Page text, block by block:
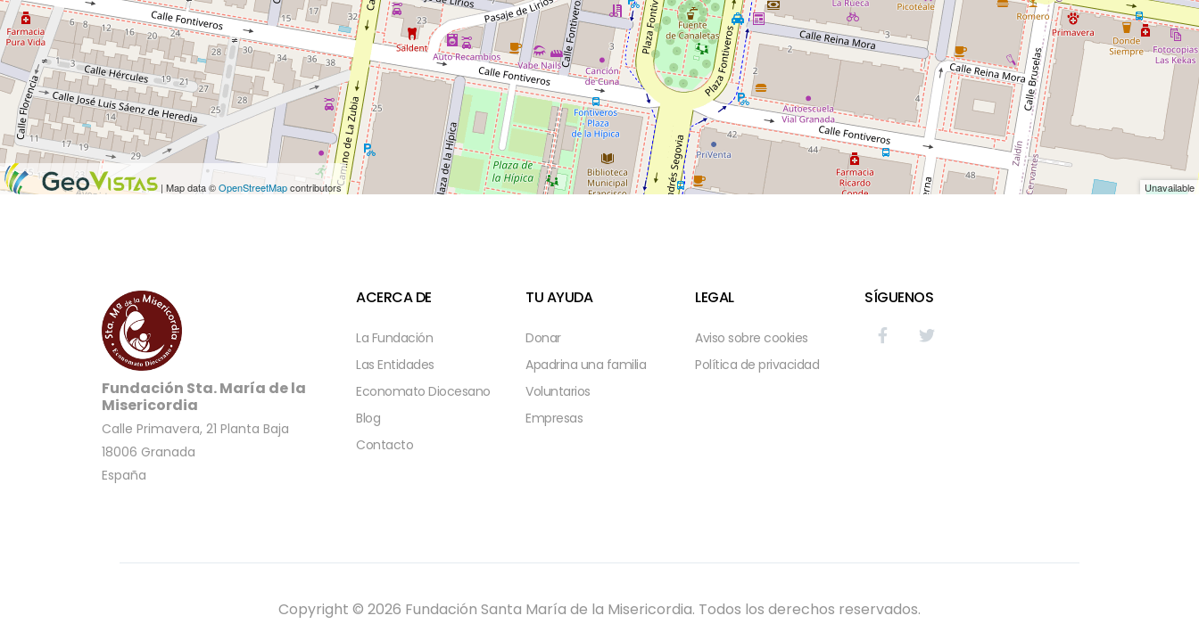
Fundación Sta. María de la
Misericordia
Calle Primavera, 21 Planta Baja
18006 Granada
España
ACERCA DE
La Fundación
Las Entidades
Economato Diocesano
Blog
Contacto
TU AYUDA
Donar
Apadrina una familia
Voluntarios
Empresas
LEGAL
Aviso sobre cookies
Política de privacidad
SÍGUENOS
Copyright © 2026 Fundación Santa María de la Misericordia. Todos los derechos reservados.